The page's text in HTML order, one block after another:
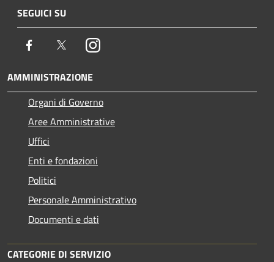
SEGUICI SU
Facebook TwitterInstagram
AMMINISTRAZIONE
Organi di Governo
Aree Amministrative
Uffici
Enti e fondazioni
Politici
Personale Amministrativo
Documenti e dati
CATEGORIE DI SERVIZIO